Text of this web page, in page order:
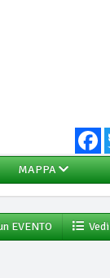
MAPPA
EVENTO Vedi